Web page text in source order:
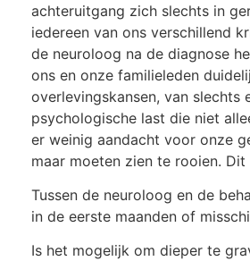
achteruitgang zich slechts in
iedereen van ons verschillend
de neuroloog na de diagnose
ons en onze familieleden
overlevingskansen, van slechts
psychologische last die niet
er weinig aandacht voor onze
maar moeten zien te rooien.
Tussen de neuroloog en de
in de eerste maanden of
Is het mogelijk om dieper te